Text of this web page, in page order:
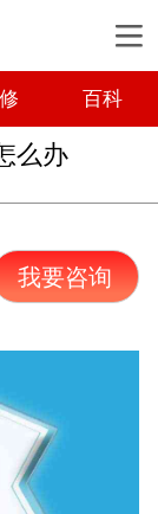
百科
么办
我要咨询